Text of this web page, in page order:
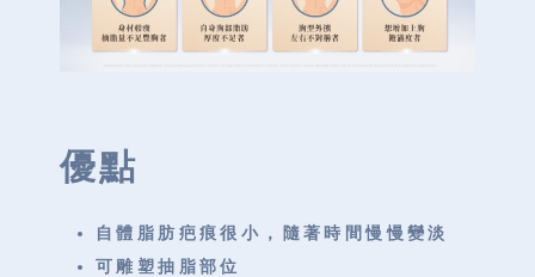
優點
自體脂肪疤痕很小，隨著時間慢慢變淡
可雕塑抽脂部位